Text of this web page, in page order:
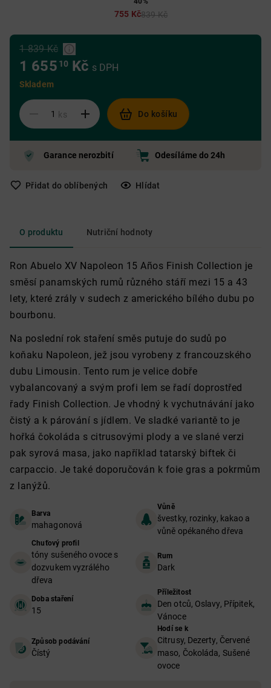
755 Kč839 Kč
1 839 Kč
1 655 10 Kč s DPH
Skladem
ks Do košíku
Garance nerozbití Odesíláme do 24h
Přidat do oblíbených Hlídat
O produktu Nutriční hodnoty
Ron Abuelo XV Napoleon 15 Años Finish Collection je
směsí panamských rumů různého stáří mezi 15 a 43
lety, které zrály v sudech z amerického bílého dubu po
bourbonu.
Na poslední rok staření směs putuje do sudů po
koňaku Napoleon, jež jsou vyrobeny z francouzského
dubu Limousin. Tento rum je velice dobře
vybalancovaný a svým profi lem se řadí doprostřed
řady Finish Collection. Je vhodný k vychutnávání jako
čistý a k párování s jídlem. Ve sladké variantě to je
hořká čokoláda s citrusovými plody a ve slané verzi
pak syrová masa, jako například tatarský biftek či
carpaccio. Je také doporučován k foie gras a pokrmům
z lanýžů.
Barva
mahagonová
Vůně
švestky, rozinky, kakao a
vůně opékaného dřeva
Chuťový profil
tóny sušeného ovoce s
dozvukem vyzrálého
dřeva
Rum
Dark
Doba staření
15
Příležitost
Den otců, Oslavy, Přípitek,
Vánoce
Způsob podávání
Čístý
Hodí se k
Citrusy, Dezerty, Červené
maso, Čokoláda, Sušené
ovoce